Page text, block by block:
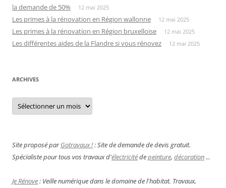
la demande de 50%
12 mai 2025
Les primes à la rénovation en Région wallonne 12 mai 2025
Les primes à la rénovation en Région bruxelloise 12 mai 2025
Les différentes aides de la Flandre si vous rénovez 12 mai 2025
ARCHIVES
Archives
Site proposé parGotravaux !: Site de demande de devis gratuit.
Spécialiste pour tous vos travaux d'électricitédepeinture, décoration...
Je Rénove: Veille numérique dans le domaine de l'habitat. Travaux,